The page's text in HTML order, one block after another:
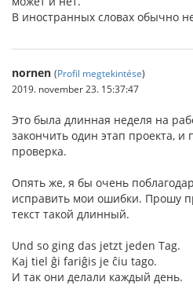
В иностранных словах обычно
nornen (Profil megtekintése)
2019. november 23. 15:37:47
Это была длинная неделя на
закончить один этап проекта, и
проверка.
Опять же, я бы очень
исправить мои ошибки. Прошу
текст такой длинный.
Und so ging das jetzt jeden Tag.
Kaj tiel ĝi fariĝis je ĉiu tago.
И так они делали каждый день.